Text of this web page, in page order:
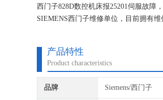
西门子828D数控机床报25201伺服故障
SIEMENS西门子维修单位，目前拥有
产品特性
Product characteristics
品牌 Siemens/西门子